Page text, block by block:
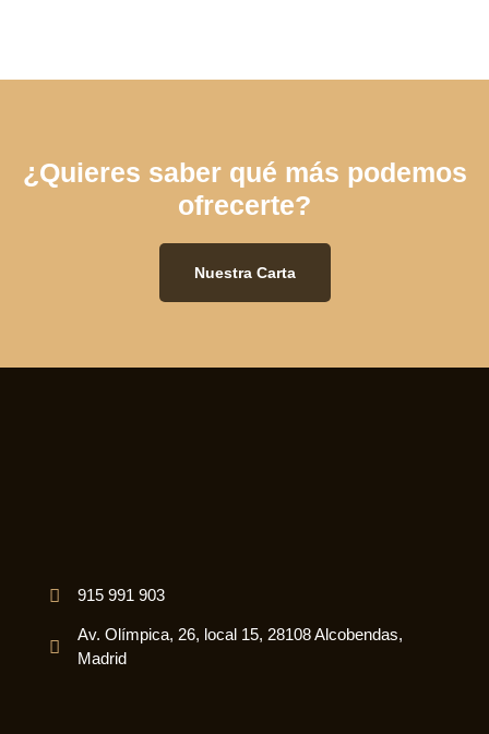
¿Quieres saber qué más podemos
ofrecerte?
Nuestra Carta
915 991 903
Av. Olímpica, 26, local 15, 28108 Alcobendas,
Madrid